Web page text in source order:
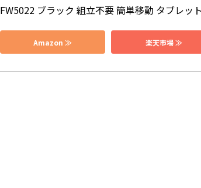
FW5022 ブラック 組立不要 簡単移動 タブレッ
Amazon ≫ 楽天市場 ≫